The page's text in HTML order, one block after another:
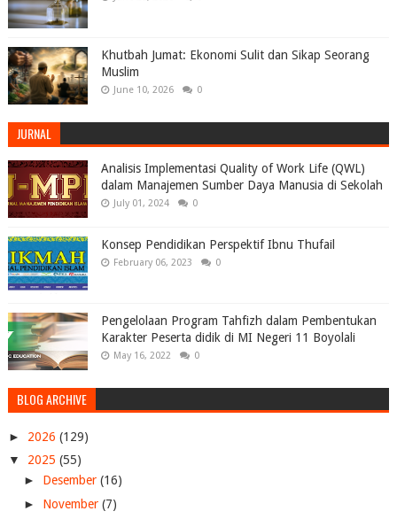
Khutbah Jumat: Ekonomi Sulit dan Sikap Seorang
Muslim
June 10, 2026 0
JURNAL
Analisis Implementasi Quality of Work Life (QWL)
dalam Manajemen Sumber Daya Manusia di Sekolah
July 01, 2024 0
Konsep Pendidikan Perspektif Ibnu Thufail
February 06, 2023 0
Pengelolaan Program Tahfizh dalam Pembentukan
Karakter Peserta didik di MI Negeri 11 Boyolali
May 16, 2022 0
BLOG ARCHIVE
► 2026 (129)
▼ 2025 (55)
► Desember (16)
► November (7)